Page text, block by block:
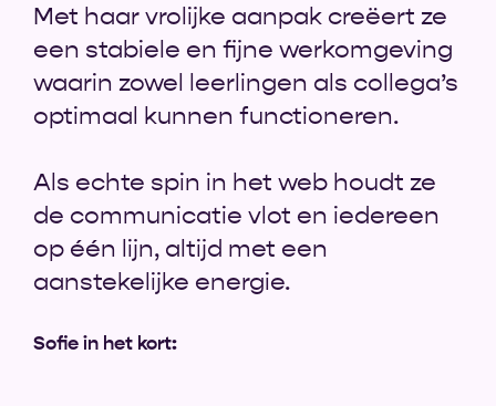
Met haar vrolijke aanpak creëert ze
een stabiele en fijne werkomgeving
waarin zowel leerlingen als collega’s
optimaal kunnen functioneren.
Als echte spin in het web houdt ze
de communicatie vlot en iedereen
op één lijn, altijd met een
aanstekelijke energie.
Sofie in het kort: